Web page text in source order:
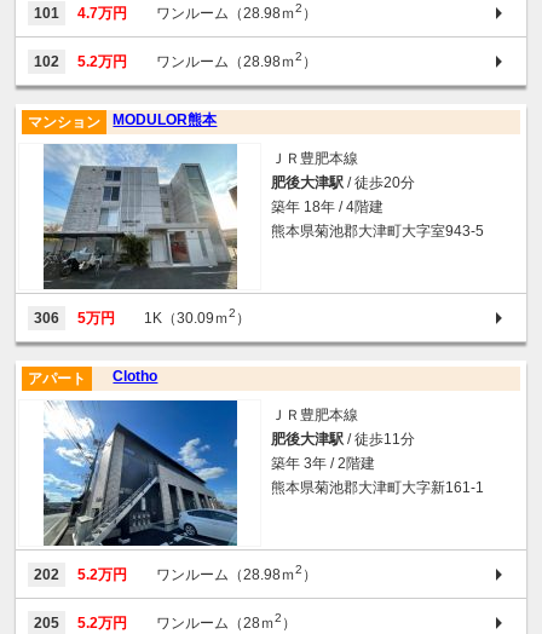
101 4.7万円 ワンルーム（28.98ｍ2 ）
102 5.2万円 ワンルーム（28.98ｍ2 ）
MODULOR熊本
マンション
ＪＲ豊肥本線
肥後大津駅 / 徒歩20分
築年 18年 / 4階建
熊本県菊池郡大津町大字室943-5
306 5万円 1K（30.09ｍ2 ）
Clotho
アパート
ＪＲ豊肥本線
肥後大津駅 / 徒歩11分
築年 3年 / 2階建
熊本県菊池郡大津町大字新161-1
202 5.2万円 ワンルーム（28.98ｍ2 ）
205 5.2万円 ワンルーム（28ｍ2 ）